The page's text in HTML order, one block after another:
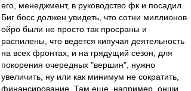
его, менеджмент, в руководство фк и посадил.
Биг босс должен увидеть, что сотни миллионов
ойро были не просто так просраны и
распилены, что ведется кипучая деятельность
на всех фронтах, и на грядущий сезон, для
покорения очередных "вершин", нужно
увеличить, ну или как минимум не сократить,
финансирование. Там еще, например, онши ,